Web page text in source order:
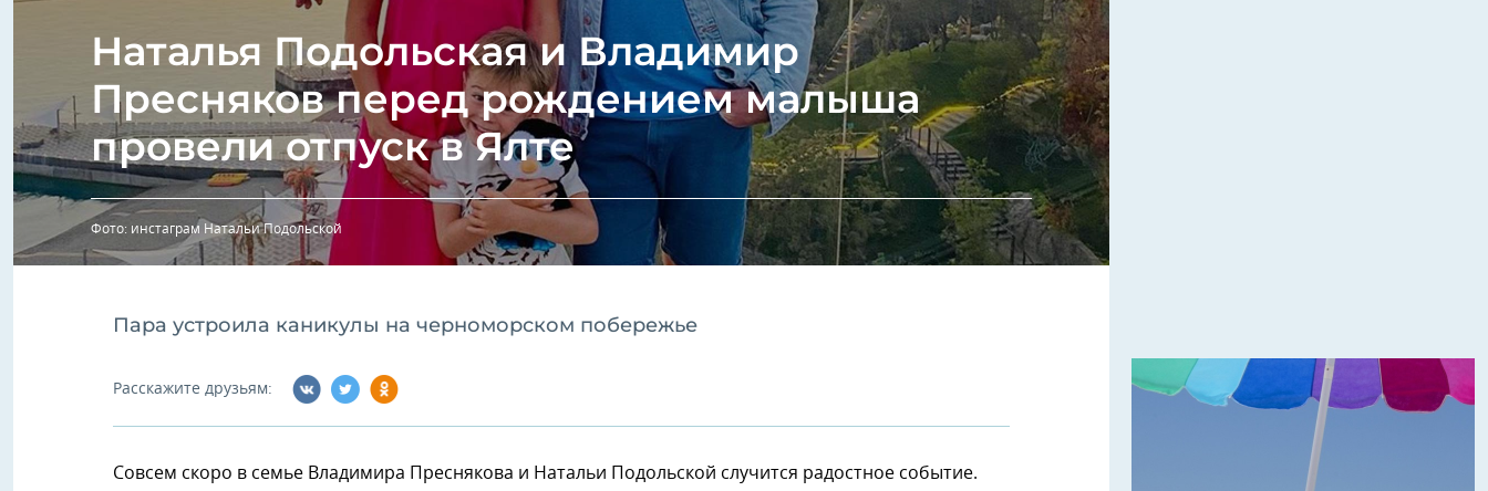
Наталья Подольская и Владимир
Пресняков перед рождением малыша
провели отпуск в Ялте
Фото: инстаграм Натальи Подольской
Пара устроила каникулы на черноморском побережье
Расскажите друзьям:
Совсем скоро в семье Владимира Преснякова и Натальи Подольской случится радостное событие.